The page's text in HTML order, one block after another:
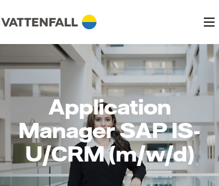
Application
Manager SAP IS-
U/CRM (m/w/d)